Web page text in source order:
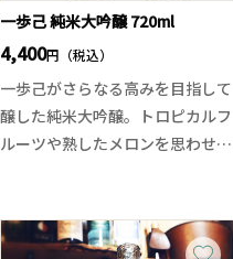
一歩己 純米大吟醸 720ml
4,400円（税込）
一歩己がさらなる高みを目指して
醸した純米大吟醸。トロピカルフ
ルーツや熟したメロンを思わせる
派手さを抑えた上品でなめらかな
口当たりから、やさしい甘みと豊